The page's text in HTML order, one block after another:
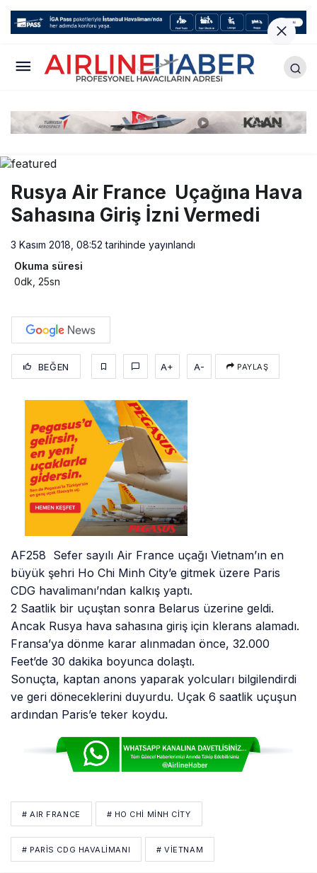
Rusya Air France Uçağına Hava
Sahasına Giriş İzni Vermedi
3 Kasım 2018, 08:52 tarihinde yayınlandı
Okuma süresi
0dk, 25sn
BEĞEN A+ A- PAYLAŞ
AF258 Sefer sayılı Air France uçağı Vietnam’ın en
büyük şehri Ho Chi Minh City’e gitmek üzere Paris
CDG havalimanı’ndan kalkış yaptı.
2 Saatlik bir uçuştan sonra Belarus üzerine geldi.
Ancak Rusya hava sahasına giriş için klerans alamadı.
Fransa’ya dönme karar alınmadan önce, 32.000
Feet’de 30 dakika boyunca dolaştı.
Sonuçta, kaptan anons yaparak yolcuları bilgilendirdi
ve geri döneceklerini duyurdu. Uçak 6 saatlik uçuşun
ardından Paris’e teker koydu.
# AIR FRANCE # HO CHI MINH CITY
# PARIS CDG HAVALIMANI # VİETNAM